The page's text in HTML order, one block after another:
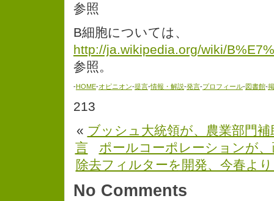
参照
B細胞については、
http://ja.wikipedia.org/wiki/
参照。
-HOME-オピニオン-提言-情報・解説-発言-プロフィール-図書館-
213
« ブッシュ大統領が、農業部門
言
ポールコーポレーションが
除去フィルターを開発、今春よ
No Comments